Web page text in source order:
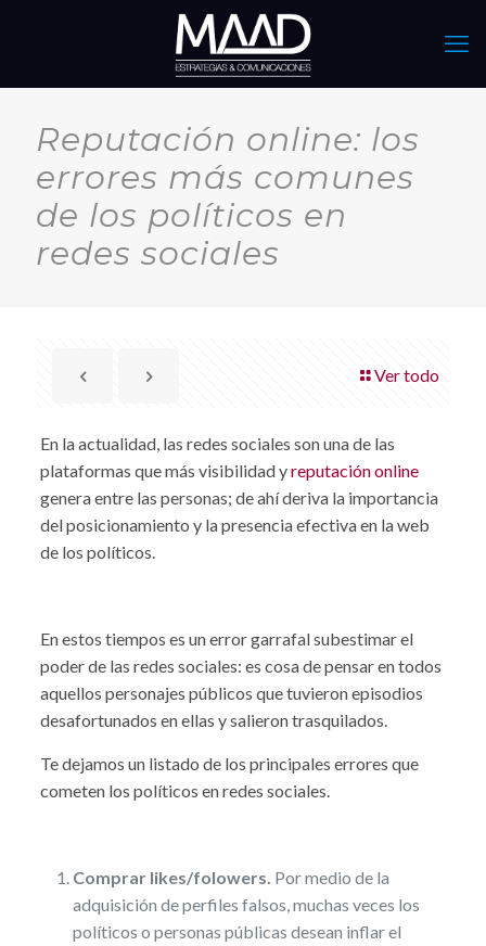
Reputación online: los
errores más comunes
de los políticos en
redes sociales
Ver todo
En la actualidad, las redes sociales son una de las
plataformas que más visibilidad yreputación online
genera entre las personas; de ahí deriva la importancia
del posicionamiento y la presencia efectiva en la web
de los políticos.
En estos tiempos es un error garrafal subestimar el
poder de las redes sociales: es cosa de pensar en todos
aquellos personajes públicos que tuvieron episodios
desafortunados en ellas y salieron trasquilados.
Te dejamos un listado de los principales errores que
cometen los políticos en redes sociales.
Comprar likes/folowers. Por medio de la
adquisición de perfiles falsos, muchas veces los
políticos o personas públicas desean inflar el